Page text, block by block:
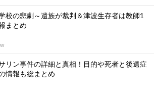
校の悲劇～遺族が裁判＆津波生存者は教師1
まとめ
リン事件の詳細と真相！目的や死者と後遺症
情報も総まとめ